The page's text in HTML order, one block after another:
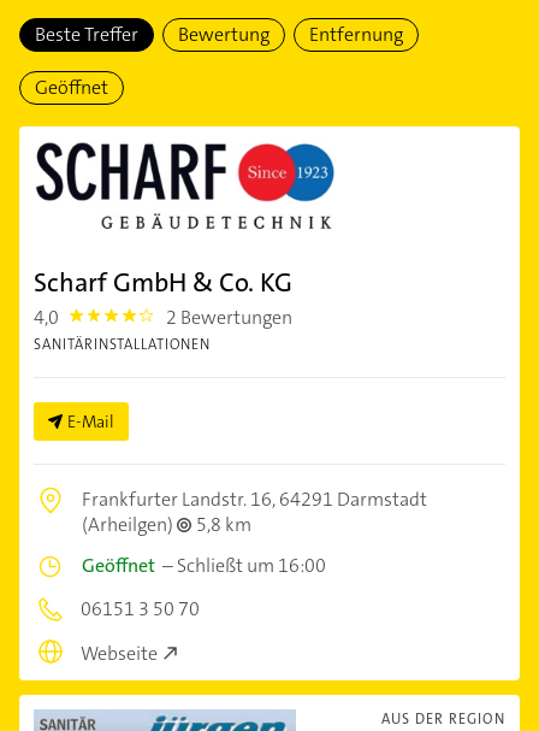
Beste Treffer Bewertung Entfernung
Geöffnet
Scharf GmbH & Co. KG
4,0 4.0 2 Bewertungen
SANITÄRINSTALLATIONEN
E-Mail
Frankfurter Landstr. 16,64291 Darmstadt
(Arheilgen)
5,8 km
Geöffnet –Schließt um 16:00
06151 3 50 70
Webseite
AUS DER REGION